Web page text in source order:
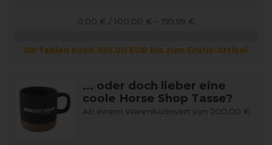
0,00 € / 100,00 € – 199,99 €
Dir fehlen noch 100,00 EUR bis zum Gratis-Artikel
... oder doch lieber eine
coole Horse Shop Tasse?
Ab einem Warenkorbwert von 200,00 €